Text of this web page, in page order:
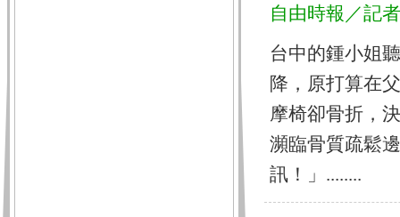
自由時報／記
台中的鍾小姐
降，原打算在
摩椅卻骨折，
瀕臨骨質疏鬆
訊！」........